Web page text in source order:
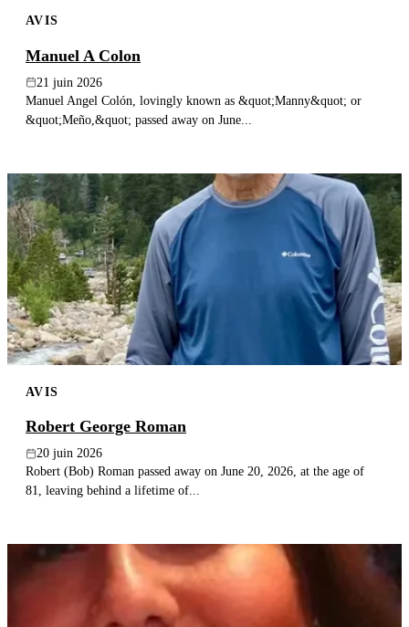
AVIS
Manuel A Colon
21 juin 2026
Manuel Angel Colón, lovingly known as &quot;Manny&quot; or
&quot;Meño,&quot; passed away on June...
AVIS
Robert George Roman
20 juin 2026
Robert (Bob) Roman passed away on June 20, 2026, at the age of
81, leaving behind a lifetime of...